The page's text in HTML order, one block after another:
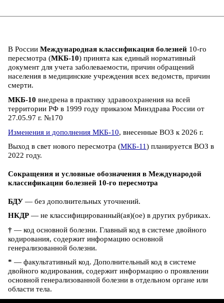
В России Международная классификация болезней 10-го
пересмотра (МКБ-10) принята как единый нормативный
документ для учета заболеваемости, причин обращений
населения в медицинские учреждения всех ведомств, причин
смерти.
МКБ-10 внедрена в практику здравоохранения на всей
территории РФ в 1999 году приказом Минздрава России от
27.05.97 г. №170
Изменения и дополнения МКБ-10, внесенные ВОЗ к 2026 г.
Выход в свет нового пересмотра (МКБ-11) планируется ВОЗ в
2022 году.
Сокращения и условные обозначения в Международой
классификации болезней 10-го пересмотра
БДУ — без дополнительных уточнений.
НКДР — не классифицированный(ая)(ое) в других рубриках.
† — код основной болезни. Главный код в системе двойного
кодирования, содержит информацию основной
генерализованной болезни.
* — факультативный код. Дополнительный код в системе
двойного кодирования, содержит информацию о проявлении
основной генерализованной болезни в отдельном органе или
области тела.